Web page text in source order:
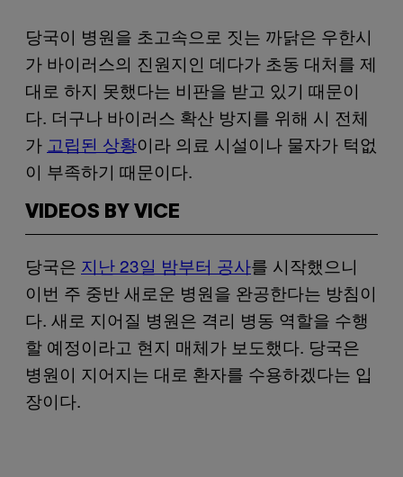
당국이 병원을 초고속으로 짓는 까닭은 우한시
가 바이러스의 진원지인 데다가 초동 대처를 제
대로 하지 못했다는 비판을 받고 있기 때문이
다. 더구나 바이러스 확산 방지를 위해 시 전체
가 고립된 상황이라 의료 시설이나 물자가 턱없
이 부족하기 때문이다.
VIDEOS BY VICE
당국은 지난 23일 밤부터 공사를 시작했으니
이번 주 중반 새로운 병원을 완공한다는 방침이
다. 새로 지어질 병원은 격리 병동 역할을 수행
할 예정이라고 현지 매체가 보도했다. 당국은
병원이 지어지는 대로 환자를 수용하겠다는 입
장이다.